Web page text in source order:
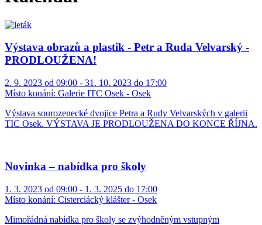
Výstava obrazů a plastik - Petr a Ruda Velvarský -
PRODLOUŽENA!
2. 9. 2023 od 09:00 - 31. 10. 2023 do 17:00
Místo konání: Galerie ITC Osek - Osek
Výstava sourozenecké dvojice Petra a Rudy Velvarských v galerii
TIC Osek. VÝSTAVA JE PRODLOUŽENA DO KONCE ŘÍJNA.
Novinka – nabídka pro školy
1. 3. 2023 od 09:00 - 1. 3. 2025 do 17:00
Místo konání: Cisterciácký klášter - Osek
Mimořádná nabídka pro školy se zvýhodněným vstupným